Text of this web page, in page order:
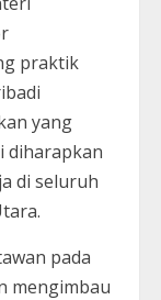
praktik
yang
diharapkan
di seluruh
pada
mengimbau